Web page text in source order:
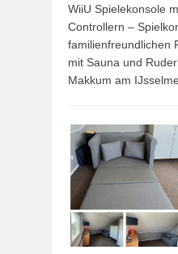
WiiU Spielekonsole
Controllern –
familienfreundlichen
mit Sauna und
Makkum am